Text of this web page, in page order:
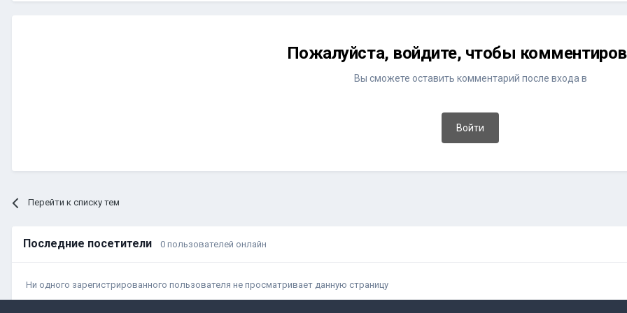
Пожалуйста, войдите, чтобы
Вы сможете оставить комментарий после входа в
Войти
Перейти к списку тем
Последние посетители 0 пользователей онлайн
Ни одного зарегистрированного пользователя не просматривает данную страницу